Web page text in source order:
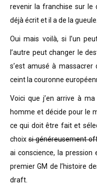
revenir la franchise sur le
déjà écrit et il a de la gueule.
Oui mais voilà, si l’un
l’autre peut changer le
s’est amusé à
ceint la couronne
Voici que j’en arrive à
homme et décide pour le
ce qui doit être fait et
choixsi généreusement
ai conscience, la pression
premier GM de l’histoire
draft.